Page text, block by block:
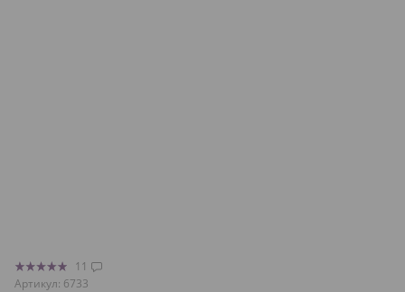
11
Артикул: 6733